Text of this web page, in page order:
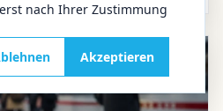
nach Ihrer Zustimmung
Akzeptieren